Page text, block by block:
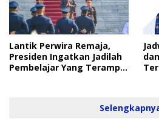
Lantik Perwira Remaja,
Presiden Ingatkan Jadilah
Pembelajar Yang Terampil